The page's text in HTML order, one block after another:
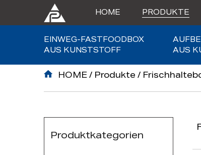
Speisekarte
HOME PRODUKTE
EINWEG-FASTFOODBOX
AUS KUNSTSTOFF
AUS
HOME / Produkte /
Produktkategorien